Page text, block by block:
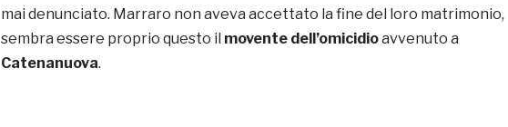
mai denunciato. Marraro non aveva accettato la fine del loro matrimonio,
sembra essere proprio questo il movente dell’omicidioavvenuto a
Catenanuova.